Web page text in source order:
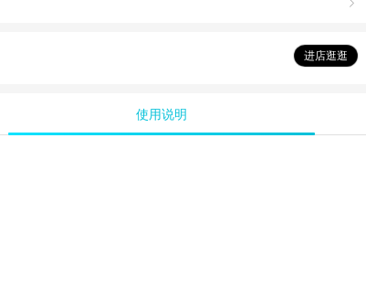

进店逛逛
使用说明